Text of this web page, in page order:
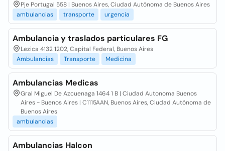
Pje Portugal 558 | Buenos Aires, Ciudad Autónoma de Buenos Aires
ambulancias
transporte urgencia
Ambulancia y traslados particulares FG
Lezica 4132 1202, Capital Federal, Buenos Aires
Ambulancias
Transporte Medicina
Ambulancias Medicas
Gral Miguel De Azcuenaga 1464 1 B | Ciudad Autonoma Buenos
Aires - Buenos Aires | C1115AAN, Buenos Aires, Ciudad Autónoma de
Buenos Aires
ambulancias
Ambulancias Halcon